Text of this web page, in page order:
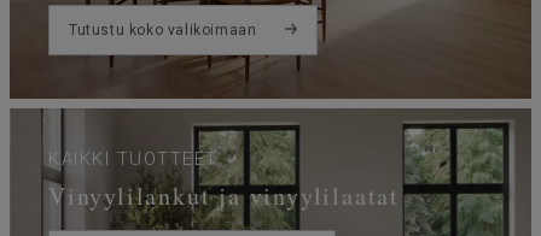
Tutustu koko valikoimaan
KAIKKI TUOTTEET
Vinyylilankut ja vinyylilaatat